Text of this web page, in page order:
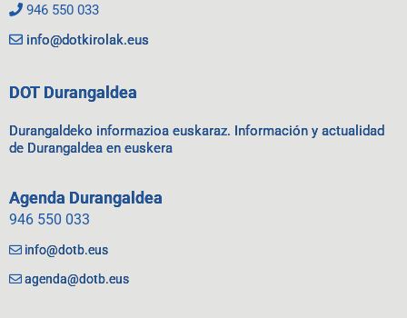
946 550 033
info@dotkirolak.eus
DOT Durangaldea
Durangaldeko informazioa euskaraz. Información y actualidad
de Durangaldea en euskera
Agenda Durangaldea
946 550 033
info@dotb.eus
agenda@dotb.eus